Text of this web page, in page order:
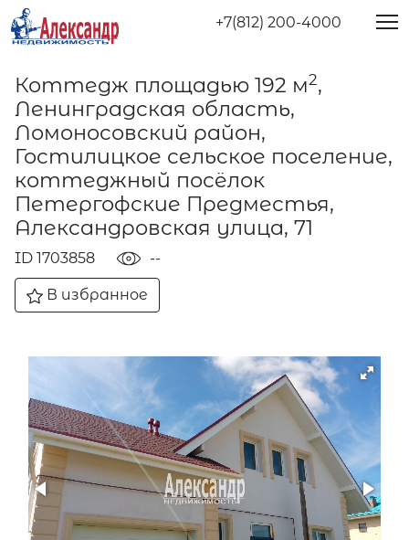
+7(812) 200-4000
Коттедж площадью 192 м2,
Ленинградская область,
Ломоносовский район,
Гостилицкое сельское поселение,
коттеджный посёлок
Петергофские Предместья,
Александровская улица, 71
ID 1703858 --
В избранное